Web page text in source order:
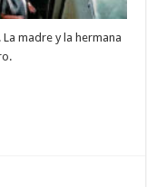
madre y la hermana